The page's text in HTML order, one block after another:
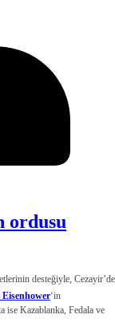
ordusu
desteğiyle, Ce­zayir’de
Eisenhower‘in
ise Kazablanka, Fedala ve